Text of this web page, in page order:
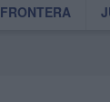
FRONTERA